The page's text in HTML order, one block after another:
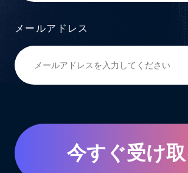
メールアドレス
今すぐ受け取